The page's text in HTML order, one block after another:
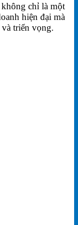
chỉ là một
hiện đại mà
triển vọng.